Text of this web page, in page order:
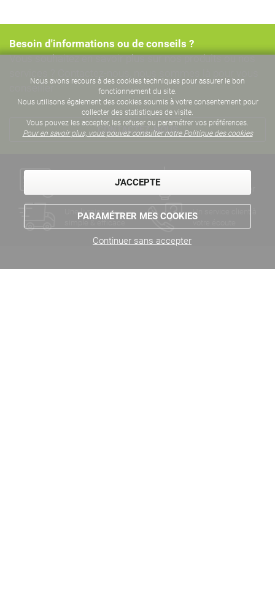
Besoin d'informations ou de conseils ?
Vous souhaitez en savoir plus sur nos produits ou nos
CONTACTEZ-NOUS
Une livraison
simple & efficace
Un service client à
votre écoute
Nous avons recours à des cookies techniques pour assurer le bon
fonctionnement du site.
Nous utilisons également des cookies soumis à votre consentement pour
collecter des statistiques de visite.
Vous pouvez les accepter, les refuser ou paramétrer vos préférences.
Pour en savoir plus, vous pouvez consulter notre Politique des cookies
J'ACCEPTE
PARAMÉTRER MES COOKIES
Continuer sans accepter